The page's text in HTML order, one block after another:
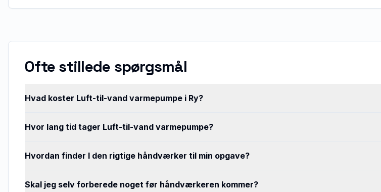
Ofte stillede spørgsmål
Hvad koster Luft-til-vand varmepumpe i Ry?
Hvor lang tid tager Luft-til-vand varmepumpe?
Hvordan finder I den rigtige håndværker til min opgave?
Skal jeg selv forberede noget før håndværkeren kommer?